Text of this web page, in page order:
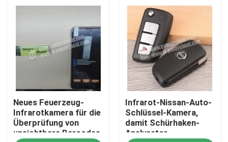
Qualitätskontrolle
Kontakt mit uns
Bitte um ein Angebot
Unsichtbare Spielkarten
Neues Feuerzeug-
Infrarotkamera für die
Überprüfung von
unsichtbare Barcodes
Infrarot-Nissan-Auto-
Schlüssel-Kamera,
damit Schürhaken-
Analysator